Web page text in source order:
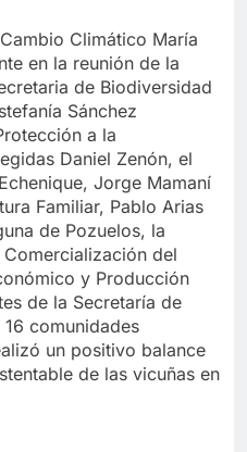
Climático María
en la reunión de la
de Biodiversidad
Sánchez
a la
Daniel Zenón, el
Jorge Mamaní
Familiar, Pablo Arias
de Pozuelos, la
del
y Producción
de la Secretaría de
comunidades
un positivo balance
de las vicuñas en